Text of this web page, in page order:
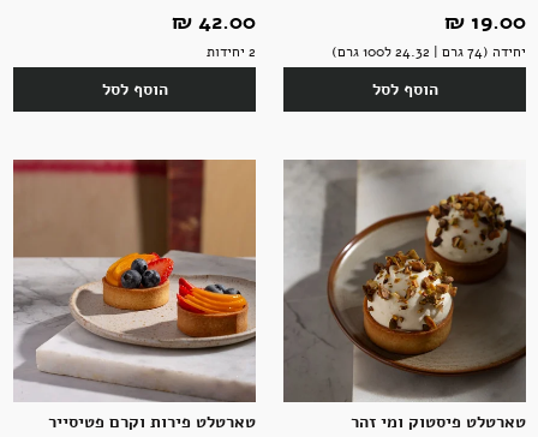
19.00 ‏₪
יחידה (74 גרם | 24.32 ל100 גרם)
הוסף לסל
42.00 ‏₪
2 יחידות
הוסף לסל
טארטלט פיסטוק ומי זהר טארטלט פירות וקרם פטיסייר